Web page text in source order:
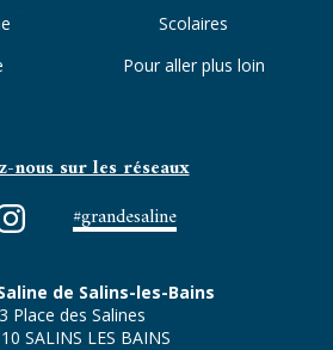
Scolaires
Pour aller plus loin
nous sur les réseaux
#grandesaline
de Salins-les-Bains
3 Place des Salines
SALINS LES BAINS